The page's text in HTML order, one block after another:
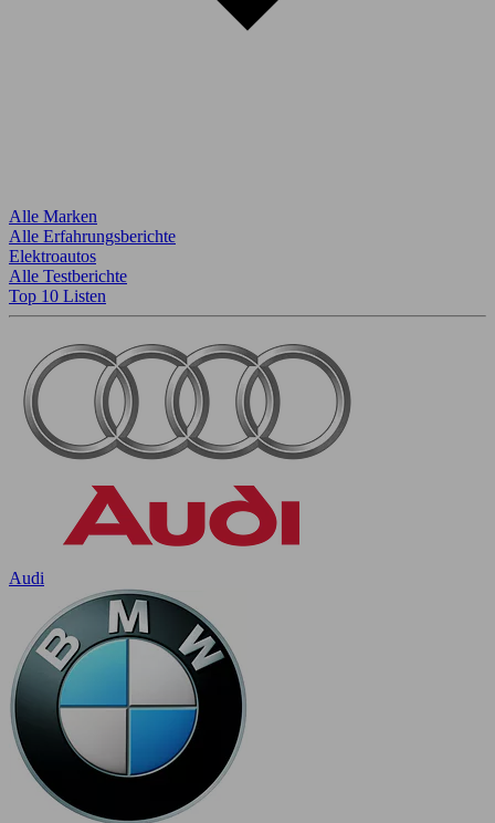
Alle Marken
Alle Erfahrungsberichte
Elektroautos
Alle Testberichte
Top 10 Listen
Audi